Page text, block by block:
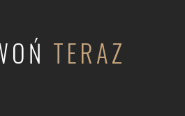
TERAZ